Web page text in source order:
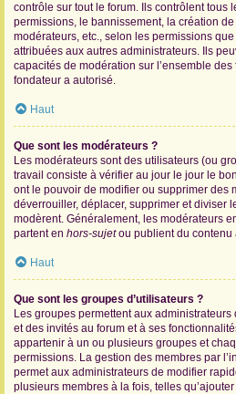
contrôle sur tout le forum. Ils contrôlent tous
permissions, le bannissement, la création
modérateurs, etc., selon les permissions
attribuées aux autres administrateurs. Ils
capacités de modération sur l’ensemble
fondateur a autorisé.
Haut
Que sont les modérateurs ?
Les modérateurs sont des utilisateurs (ou
travail consiste à vérifier au jour le jour le
ont le pouvoir de modifier ou supprimer des
déverrouiller, déplacer, supprimer et diviser
modèrent. Généralement, les modérateurs
partent en hors-sujetou publient du contenu
Haut
Que sont les groupes d’utilisateurs ?
Les groupes permettent aux administrateurs
et des invités au forum et à ses
appartenir à un ou plusieurs groupes et
permissions. La gestion des membres par
permet aux administrateurs de modifier
plusieurs membres à la fois, telles